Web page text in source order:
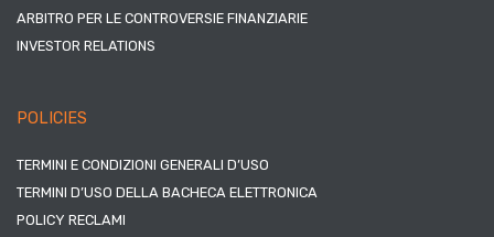
ARBITRO PER LE CONTROVERSIE FINANZIARIE
INVESTOR RELATIONS
POLICIES
TERMINI E CONDIZIONI GENERALI D’USO
TERMINI D’USO DELLA BACHECA ELETTRONICA
POLICY RECLAMI